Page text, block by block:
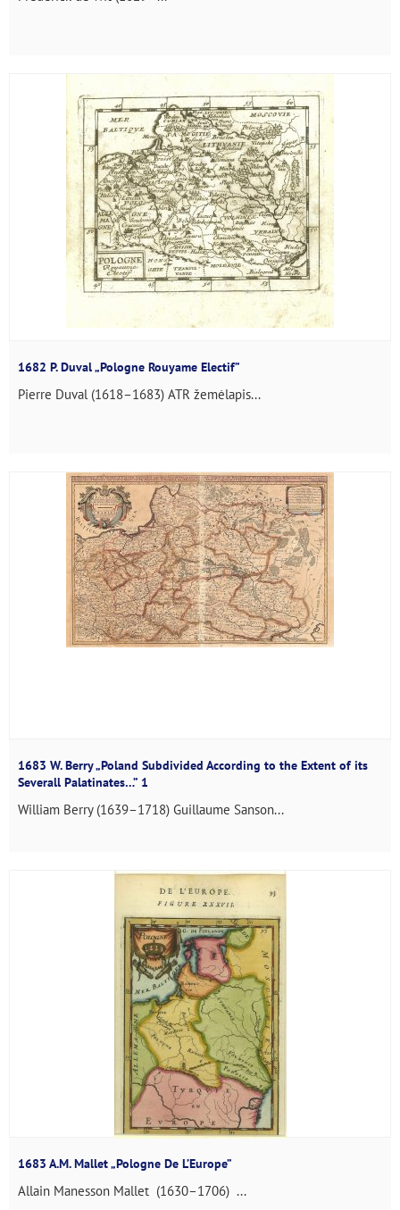
1682 P. Duval „Pologne Rouyame Electif”
Pierre Duval (1618–1683) ATR žemėlapis...
1683 W. Berry „Poland Subdivided According to the Extent of its
Severall Palatinates…” 1
William Berry (1639–1718)​ Guillaume Sanson...
1683 A.M. Mallet „Pologne De L’Europe”
Allain Manesson Mallet (1630–1706) ...